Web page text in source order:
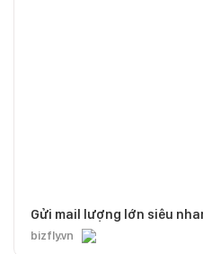
Gửi mail lượng lớn siêu
bizfly.vn